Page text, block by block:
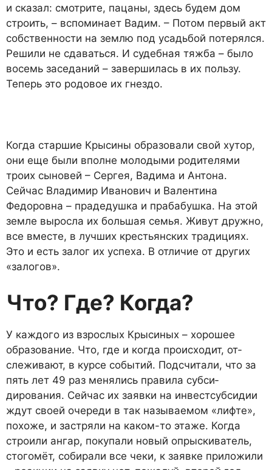
и сказал: смотрите, пацаны, здесь бу­дем дом
строить, – вспомина­ет Вадим. – Потом первый акт
собственности на землю под усадьбой потерялся.
Решили не сдаваться. И судебная тяжба – было
восемь заседаний – завер­шилась в их пользу.
Теперь это родовое их гнездо.
Когда старшие Крысины образовали свой хутор,
они еще были вполне молодыми родите­лями
троих сыновей – Сергея, Вадима и Антона.
Сейчас Вла­димир Иванович и Валентина
Федоровна – прадедушка и пра­бабушка. На этой
земле выро­сла их большая семья. Живут дружно,
все вместе, в лучших крестьянских традициях.
Это и есть залог их успеха. В отличие от других
«залогов».
Что? Где? Когда?
У каждого из взрослых Кры­синых – хорошее
образование. Что, где и когда происходит, от­
слеживают, в курсе событий. Подсчитали, что за
пять лет 49 раз менялись правила субси­
дирования. Сейчас их заявки на инвестсубсидии
ждут сво­ей очереди в так называемом «лифте»,
похоже, и застряли на каком-то этаже. Когда
строили ангар, покупали новый опры­скиватель,
стогомёт, собирали все чеки, к заявке приложили